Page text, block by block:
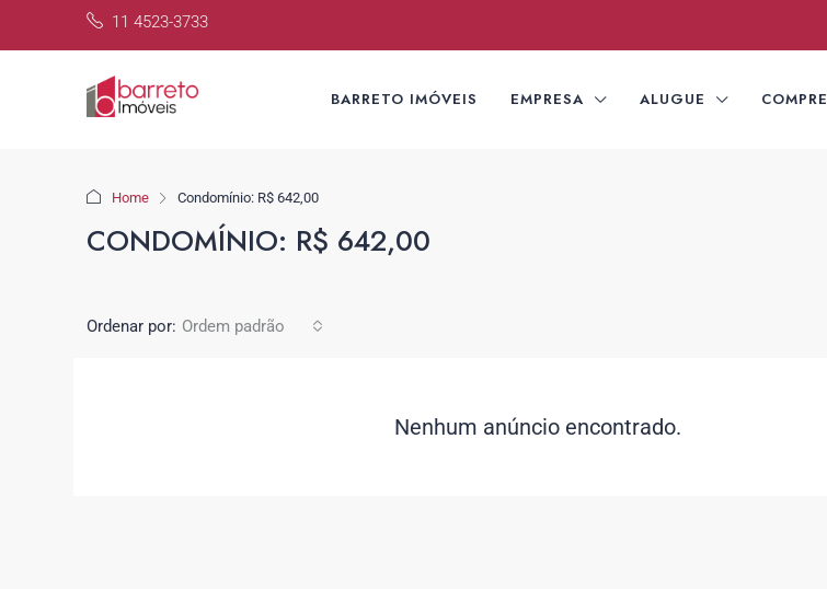
11 4523-3733
BARRETO IMÓVEIS EMPRESA ALUGUE COMPRE
Home Condomínio: R$ 642,00
CONDOMÍNIO: R$ 642,00
Ordenar por: Ordem padrão
Nenhum anúncio encontrado.